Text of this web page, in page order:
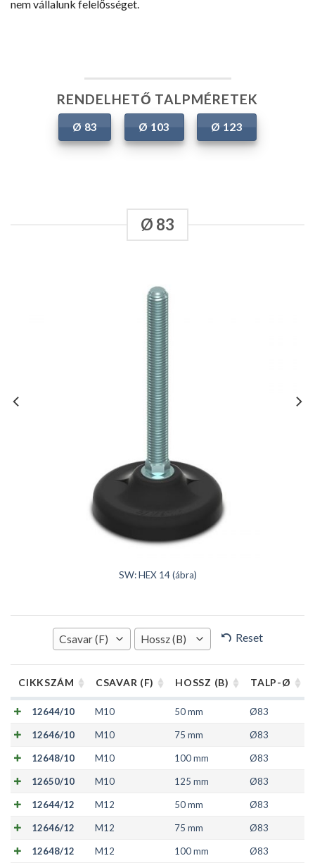
nem vállalunk felelősséget.
RENDELHETŐ TALPMÉRETEK
Ø 83 Ø 103 Ø 123
Ø 83
SW: HEX 14 (ábra)
Csavar (F) Hossz (B) Reset
CIKKSZÁM CSAVAR (F) HOSSZ (B) TALP-Ø
12644/10 M10 50 mm Ø83
12646/10 M10 75 mm Ø83
12648/10 M10 100 mm Ø83
12650/10 M10 125 mm Ø83
12644/12 M12 50 mm Ø83
12646/12 M12 75 mm Ø83
12648/12 M12 100 mm Ø83